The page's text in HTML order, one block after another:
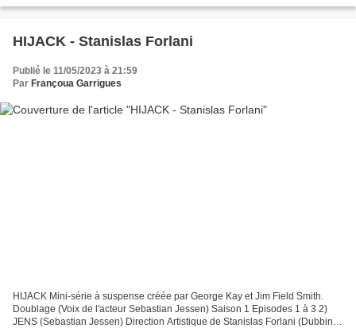
HIJACK - Stanislas Forlani
Publié le 11/05/2023 à 21:59
Par Françoua Garrigues
HIJACK Mini-série à suspense créée par George Kay et Jim Field Smith.
Doublage (Voix de l'acteur Sebastian Jessen) Saison 1 Episodes 1 à 3 2)
JENS (Sebastian Jessen) Direction Artistique de Stanislas Forlani (Dubbing